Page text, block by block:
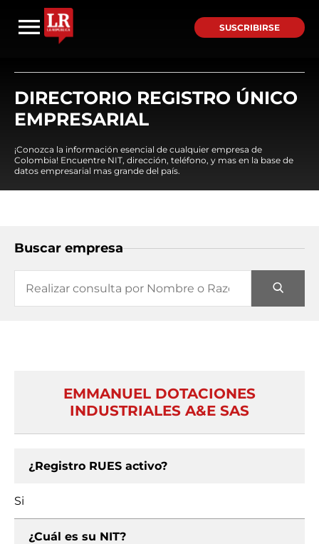
SUSCRIBIRSE
DIRECTORIO REGISTRO ÚNICO
EMPRESARIAL
¡Conozca la información esencial de cualquier empresa de
Colombia! Encuentre NIT, dirección, teléfono, y mas en la base de
datos empresarial mas grande del país.
Buscar empresa
EMMANUEL DOTACIONES
INDUSTRIALES A&E SAS
¿Registro RUES activo?
Si
¿Cuál es su NIT?